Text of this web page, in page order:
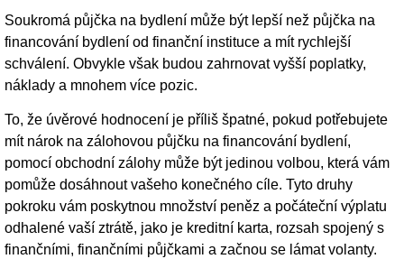
Soukromá půjčka na bydlení může být lepší než půjčka na
financování bydlení od finanční instituce a mít rychlejší
schválení. Obvykle však budou zahrnovat vyšší poplatky,
náklady a mnohem více pozic.
To, že úvěrové hodnocení je příliš špatné, pokud potřebujete
mít nárok na zálohovou půjčku na financování bydlení,
pomocí obchodní zálohy může být jedinou volbou, která vám
pomůže dosáhnout vašeho konečného cíle. Tyto druhy
pokroku vám poskytnou množství peněz a počáteční výplatu
odhalené vaší ztrátě, jako je kreditní karta, rozsah spojený s
finančními, finančními půjčkami a začnou se lámat volanty.